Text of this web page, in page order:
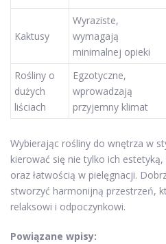
Kaktusy
Wyraziste,
wymagają
minimalnej opieki
Rośliny o
dużych
liściach
Egzotyczne,
wprowadzają
przyjemny klimat
Wybierając rośliny do wnętrza w
kierować się nie tylko ich
oraz łatwością w pielęgnacji.
stworzyć harmonijną przestrzeń,
relaksowi i odpoczynkowi.
Powiązane wpisy: